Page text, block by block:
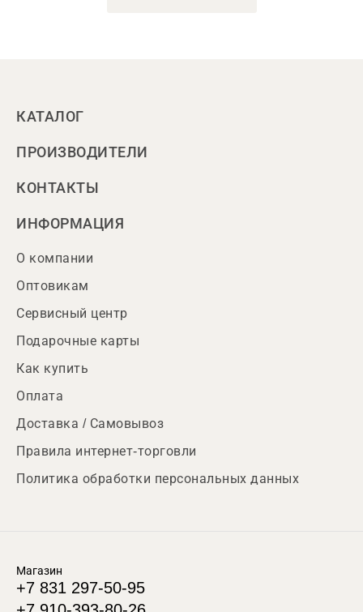
КАТАЛОГ
ПРОИЗВОДИТЕЛИ
КОНТАКТЫ
ИНФОРМАЦИЯ
О компании
Оптовикам
Сервисный центр
Подарочные карты
Как купить
Оплата
Доставка / Самовывоз
Правила интернет-торговли
Политика обработки персональных данных
Магазин
+7 831 297-50-95